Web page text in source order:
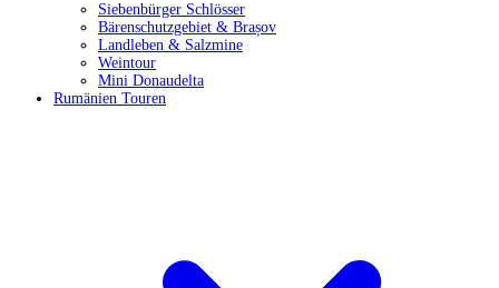
Siebenbürger Schlösser
Bärenschutzgebiet & Brașov
Landleben & Salzmine
Weintour
Mini Donaudelta
Rumänien Touren